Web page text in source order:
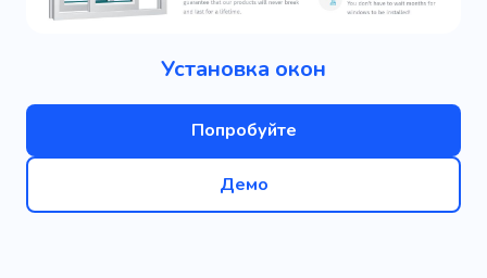
Установка окон
Попробуйте
Демо